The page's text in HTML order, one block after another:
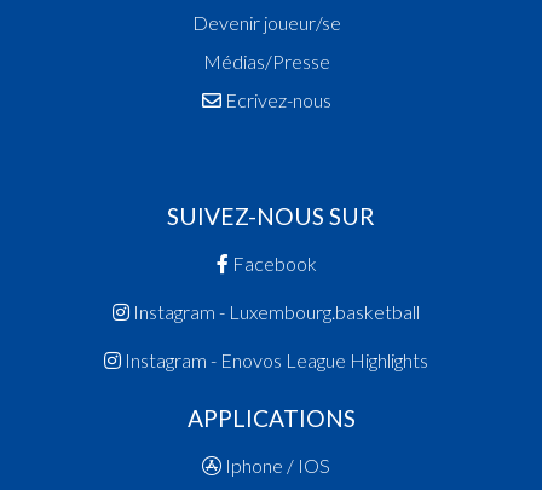
Devenir joueur/se
Médias/Presse
Ecrivez-nous
SUIVEZ-NOUS SUR
Facebook
Instagram - Luxembourg.basketball
Instagram - Enovos League Highlights
APPLICATIONS
Iphone / IOS